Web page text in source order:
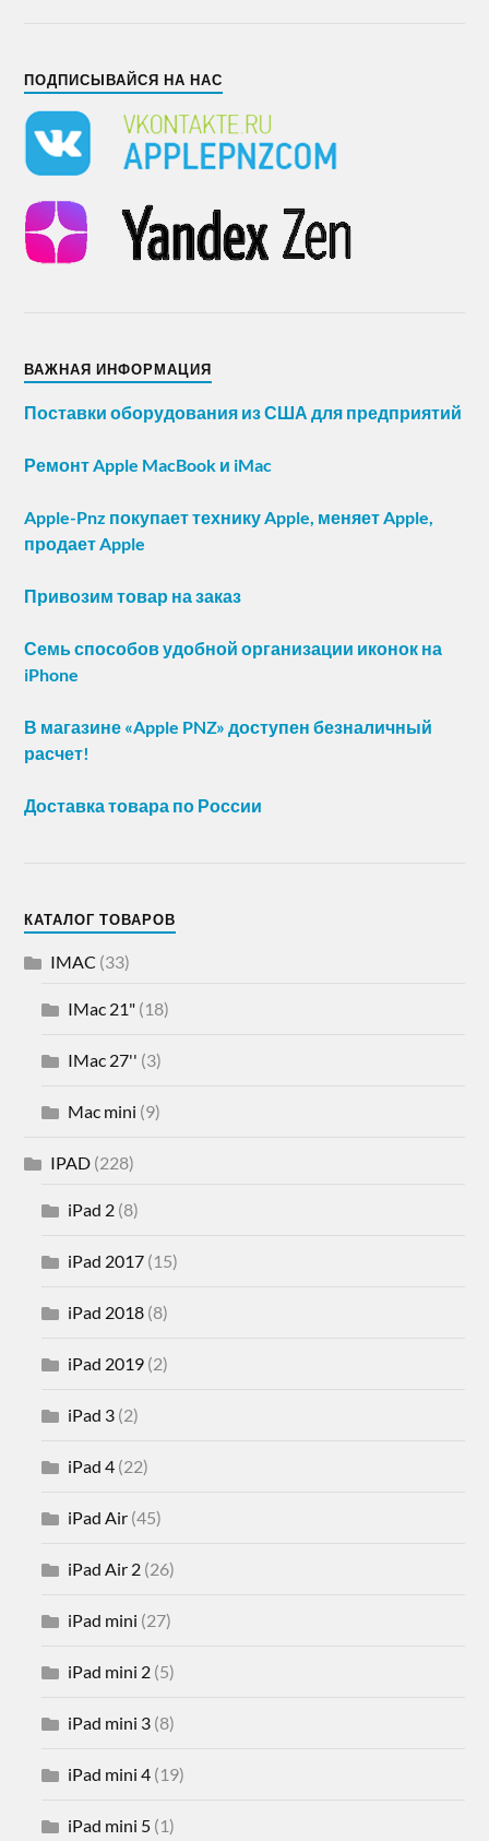
ПОДПИСЫВАЙСЯ НА НАС
ВАЖНАЯ ИНФОРМАЦИЯ
Поставки оборудования из США для предприятий
Ремонт Apple MacBook и iMac
Apple-Pnz покупает технику Apple, меняет Apple,
продает Apple
Привозим товар на заказ
Семь способов удобной организации иконок на
iPhone
В магазине «Apple PNZ» доступен безналичный
расчет!
Доставка товара по России
КАТАЛОГ ТОВАРОВ
IMAC (33)
IMac 21" (18)
IMac 27'' (3)
Mac mini (9)
IPAD (228)
iPad 2 (8)
iPad 2017 (15)
iPad 2018 (8)
iPad 2019 (2)
iPad 3 (2)
iPad 4 (22)
iPad Air (45)
iPad Air 2 (26)
iPad mini (27)
iPad mini 2 (5)
iPad mini 3 (8)
iPad mini 4 (19)
iPad mini 5 (1)